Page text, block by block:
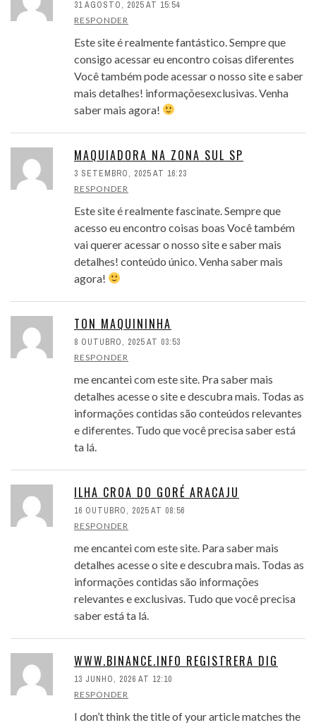
31 AGOSTO, 2025 AT 15:54
RESPONDER
Este site é realmente fantástico. Sempre que
consigo acessar eu encontro coisas diferentes
Você também pode acessar o nosso site e saber
mais detalhes! informaçõesexclusivas. Venha
saber mais agora!
MAQUIADORA NA ZONA SUL SP
3 SETEMBRO, 2025 AT 16:23
RESPONDER
Este site é realmente fascinate. Sempre que
acesso eu encontro coisas boas Você também
vai querer acessar o nosso site e saber mais
detalhes! conteúdo único. Venha saber mais
agora!
TON MAQUININHA
8 OUTUBRO, 2025 AT 03:53
RESPONDER
me encantei com este site. Pra saber mais
detalhes acesse o site e descubra mais. Todas as
informações contidas são conteúdos relevantes
e diferentes. Tudo que você precisa saber está
ta lá.
ILHA CROA DO GORÉ ARACAJU
16 OUTUBRO, 2025 AT 08:56
RESPONDER
me encantei com este site. Para saber mais
detalhes acesse o site e descubra mais. Todas as
informações contidas são informações
relevantes e exclusivas. Tudo que você precisa
saber está ta lá.
WWW.BINANCE.INFO REGISTRERA DIG
13 JUNHO, 2026 AT 12:10
RESPONDER
I don’t think the title of your article matches the